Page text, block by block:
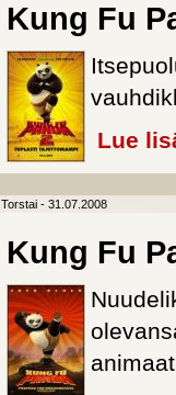
Kung Fu
Lue
Torstai - 31.07.2008
Kung Fu